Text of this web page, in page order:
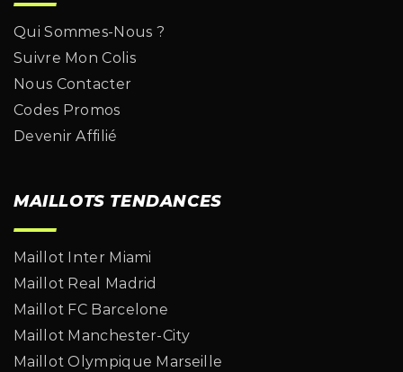
Qui Sommes-Nous ?
Suivre Mon Colis
Nous Contacter
Codes Promos
Devenir Affilié
MAILLOTS TENDANCES
Maillot Inter Miami
Maillot Real Madrid
Maillot FC Barcelone
Maillot Manchester-City
Maillot Olympique Marseille